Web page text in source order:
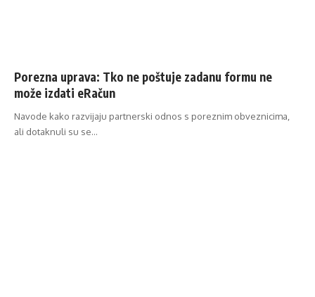
Porezna uprava: Tko ne poštuje zadanu formu ne
može izdati eRačun
Navode kako razvijaju partnerski odnos s poreznim obveznicima,
ali dotaknuli su se…